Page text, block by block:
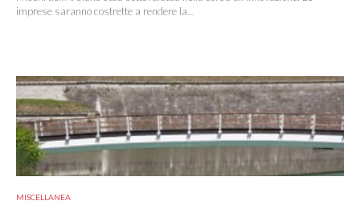
imprese saranno costrette a rendere la...
MISCELLANEA